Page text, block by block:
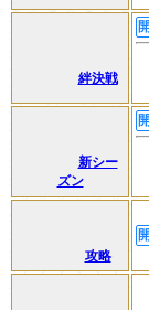
絆決戦
新シー
ズン
攻略